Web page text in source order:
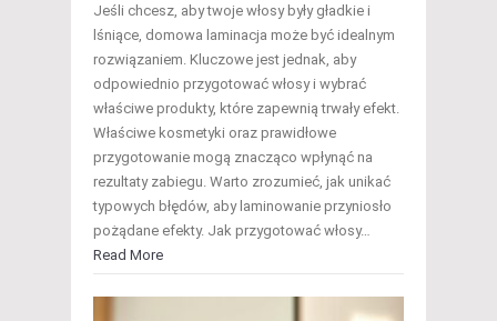
Jeśli chcesz, aby twoje włosy były gładkie i
lśniące, domowa laminacja może być idealnym
rozwiązaniem. Kluczowe jest jednak, aby
odpowiednio przygotować włosy i wybrać
właściwe produkty, które zapewnią trwały efekt.
Właściwe kosmetyki oraz prawidłowe
przygotowanie mogą znacząco wpłynąć na
rezultaty zabiegu. Warto zrozumieć, jak unikać
typowych błędów, aby laminowanie przyniosło
pożądane efekty. Jak przygotować włosy…
Read More